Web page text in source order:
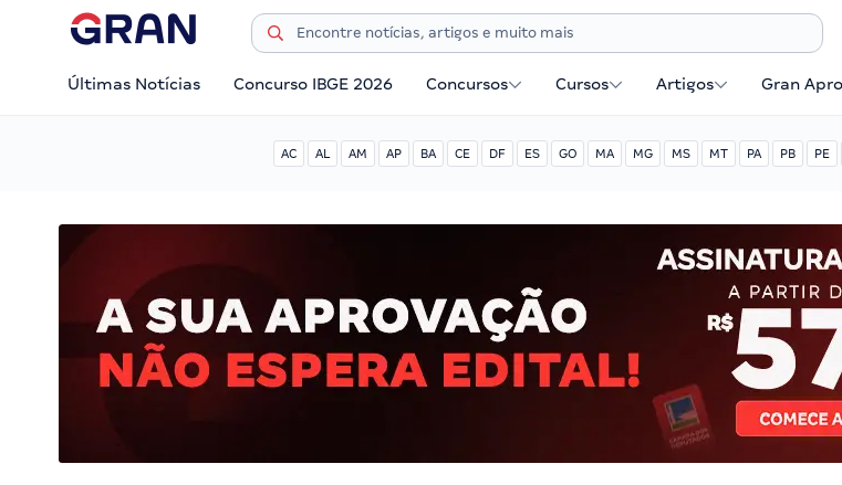
Últimas Notícias Concurso IBGE 2026 Concursos Cursos Artigos Gran
AC AL AM AP BA CE DF ES GO MA MG MS MT PA PB PE